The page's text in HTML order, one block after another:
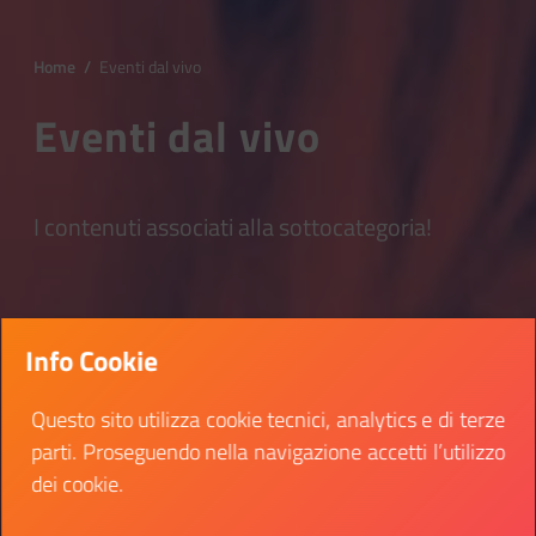
Home / Eventi dal vivo
Eventi dal vivo
I contenuti associati alla sottocategoria!
Info Cookie
Questo sito utilizza cookie tecnici, analytics e di terze
parti. Proseguendo nella navigazione accetti l’utilizzo
dei cookie.